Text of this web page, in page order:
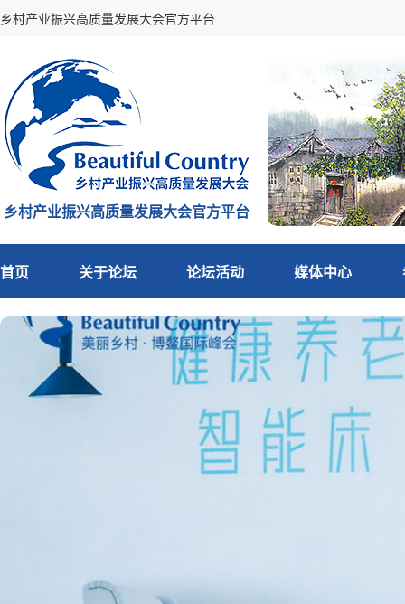
乡村产业振兴高质量发展大会官方平台
乡村产业振兴高质量发展大会官方平台
首页 关于论坛 论坛活动 媒体中心